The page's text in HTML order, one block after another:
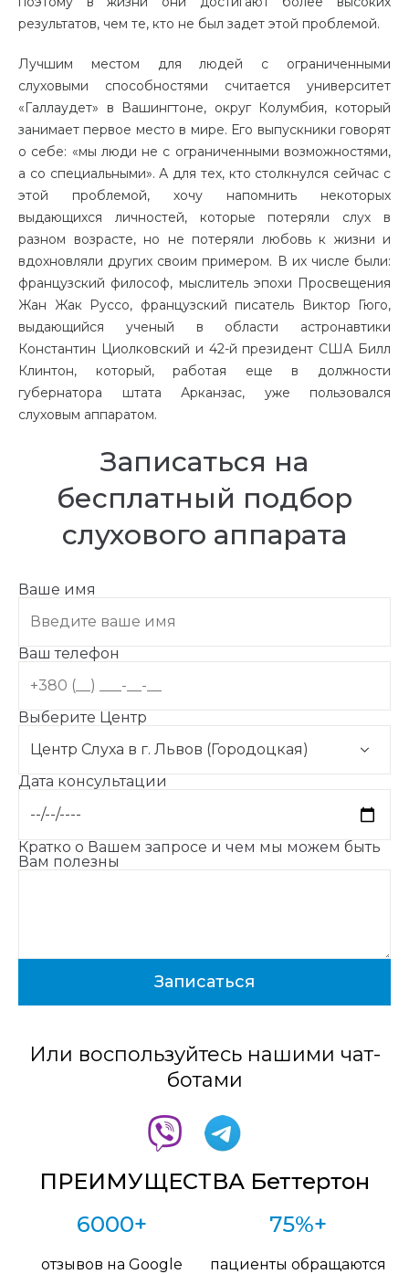
результатов, чем те, кто не был задет этой проблемой.
Лучшим местом для людей с ограниченными
слуховыми способностями считается университет
«Галлаудет» в Вашингтоне, округ Колумбия, который
занимает первое место в мире. Его выпускники говорят
о себе: «мы люди не с ограниченными возможностями,
а со специальными». А для тех, кто столкнулся сейчас с
этой проблемой, хочу напомнить некоторых
выдающихся личностей, которые потеряли слух в
разном возрасте, но не потеряли любовь к жизни и
вдохновляли других своим примером. В их числе были:
французский философ, мыслитель эпохи Просвещения
Жан Жак Руссо, французский писатель Виктор Гюго,
выдающийся ученый в области астронавтики
Константин Циолковский и 42-й президент США Билл
Клинтон, который, работая еще в должности
губернатора штата Арканзас, уже пользовался
слуховым аппаратом.
Записаться на
бесплатный подбор
слухового аппарата
Ваше имя
Ваш телефон
Выберите Центр
Дата консультации
Кратко о Вашем запросе и чем мы можем быть
Вам полезны
Или воспользуйтесь нашими чат-
ботами
ПРЕИМУЩЕСТВА Беттертон
6000+
отзывов на Google
75%+
пациенты обращаются